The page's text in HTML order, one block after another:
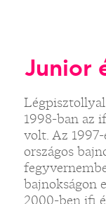
Junior
1998-ban az
volt. Az
országos
bajnokságon
2000-ben ifi